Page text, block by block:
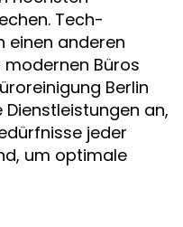
Tech-
einen anderen
modernen Büros
Berlin
an,
jeder
um optimale